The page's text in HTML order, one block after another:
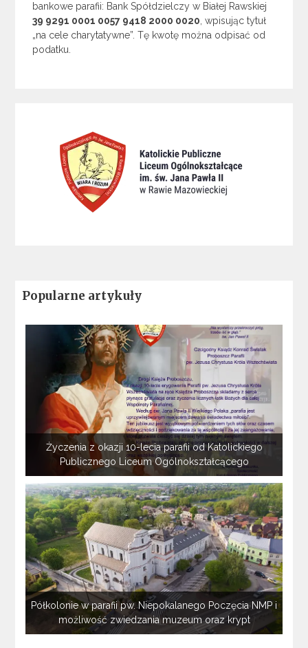
bankowe parafii: Bank Spółdzielczy w Białej Rawskiej
39 9291 0001 0057 9418 2000 0020, wpisując tytuł
„na cele charytatywne”. Tę kwotę można odpisać od
podatku.
Popularne artykuły
Życzenia z okazji 10-lecia parafii od Katolickiego
Publicznego Liceum Ogólnokształcącego
Półkolonie w parafii pw. Niepokalanego Poczęcia NMP i
możliwość zwiedzania muzeum oraz krypt